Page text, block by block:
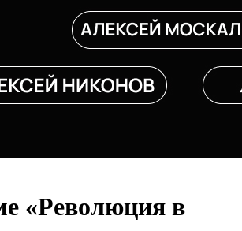
«Революция в